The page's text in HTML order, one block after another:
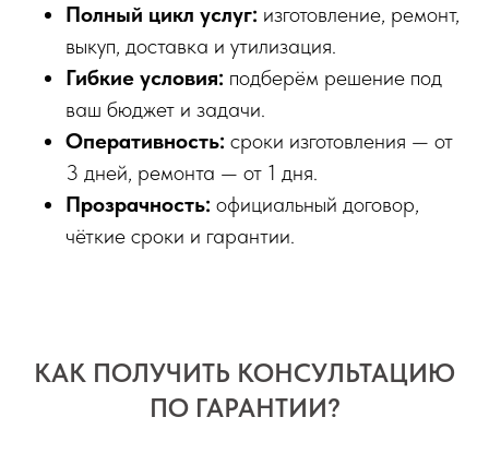
Полный цикл услуг: изготовление, ремонт,
выкуп, доставка и утилизация.
Гибкие условия: подберём решение под
ваш бюджет и задачи.
Оперативность: сроки изготовления — от
3 дней, ремонта — от 1 дня.
Прозрачность: официальный договор,
чёткие сроки и гарантии.
КАК ПОЛУЧИТЬ КОНСУЛЬТАЦИЮ
ПО ГАРАНТИИ?